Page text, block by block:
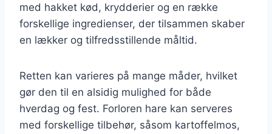
med hakket kød, krydderier og en række
forskellige ingredienser, der tilsammen skaber
en lækker og tilfredsstillende måltid.
Retten kan varieres på mange måder, hvilket
gør den til en alsidig mulighed for både
hverdag og fest. Forloren hare kan serveres
med forskellige tilbehør, såsom kartoffelmos,